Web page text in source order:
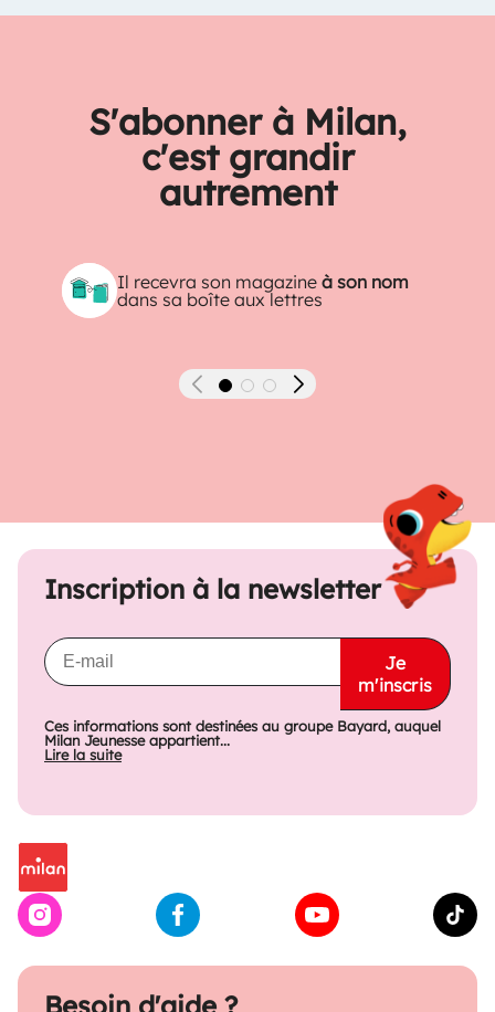
S'abonner à Milan,
c'est grandir
autrement
Il recevra son magazineà son nom
dans sa boîte aux lettres
Précédent Suivant
Inscription à la newsletter
Je
m'inscris
Ces informations sont destinées au groupe Bayard, auquel
Milan Jeunesse appartient...
Lire la suite